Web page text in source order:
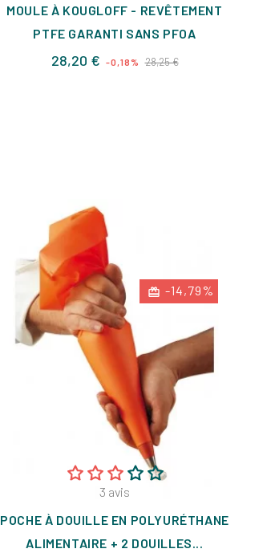
MOULE À KOUGLOFF - REVÊTEMENT
PTFE GARANTI SANS PFOA
28,20 € Prix
-0,18% 28,25 €Prix
-14,79%
3 avis
POCHE À DOUILLE EN POLYURÉTHANE
ALIMENTAIRE + 2 DOUILLES...